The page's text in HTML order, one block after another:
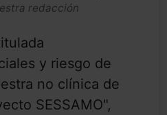
redacción
y riesgo de
no clínica de
SESSAMO",